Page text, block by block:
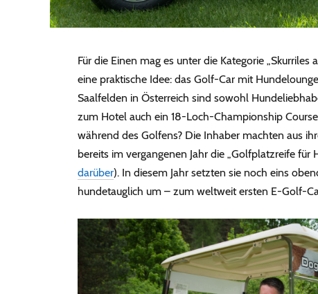
Für die Einen mag es unter die Kategorie
eine praktische Idee: das Golf-Car mit
Saalfelden in Österreich sind sowohl
zum Hotel auch ein 18-Loch-Championship
während des Golfens? Die Inhaber machten aus
bereits im vergangenen Jahr die „Golfplatzreife für
darüber). In diesem Jahr setzten sie noch eins
hundetauglich um – zum weltweit ersten E-Golf-